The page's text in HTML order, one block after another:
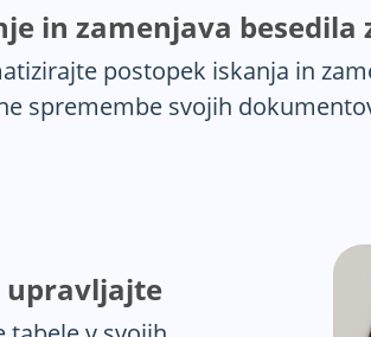
in zamenjava besedila
postopek iskanja in
spremembe svojih
upravljajte